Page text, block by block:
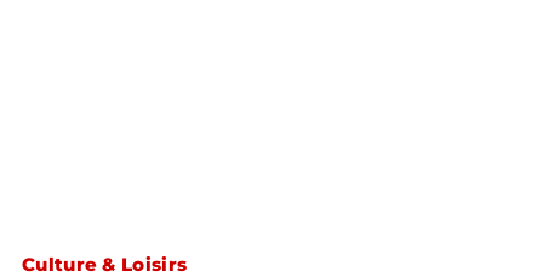
Culture & Loisirs